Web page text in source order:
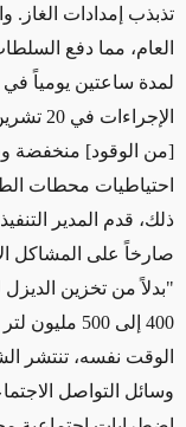
تذبذب إمدادات الغاز.
العام، مما دفع
لمدة ساعتين يومياً في
[من الوقود] منخفضة
احتياطيات محطات
ذلك، قدم المدير
صارخاً على المشاكل
"بدلاً من تخزين
400 إلى
الوقت نفسه، تنتشر
وسائل التواصل